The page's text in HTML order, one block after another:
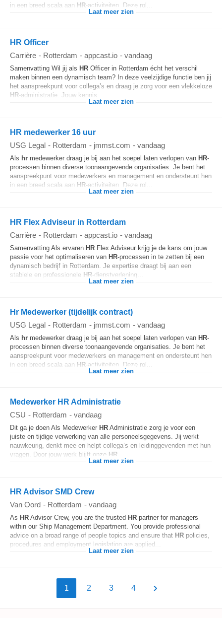
in een breed scala aan HR-activiteiten. Deze rol...
Laat meer zien
HR Officer
Carrière - Rotterdam - appcast.io - vandaag
Samenvatting Wil jij als HR Officer in Rotterdam écht het verschil
maken binnen een dynamisch team? In deze veelzijdige functie ben jij
het aanspreekpunt voor collega’s en draag je zorg voor een vlekkeloze
HR-administratie. Jouw kennis...
Laat meer zien
HR medewerker 16 uur
USG Legal - Rotterdam - jmmst.com - vandaag
Als hr medewerker draag je bij aan het soepel laten verlopen van HR-
processen binnen diverse toonaangevende organisaties. Je bent het
aanspreekpunt voor medewerkers en management en ondersteunt hen
in een breed scala aan HR-activiteiten. Deze rol...
Laat meer zien
HR Flex Adviseur in Rotterdam
Carrière - Rotterdam - appcast.io - vandaag
Samenvatting Als ervaren HR Flex Adviseur krijg je de kans om jouw
passie voor het optimaliseren van HR-processen in te zetten bij een
dynamisch bedrijf in Rotterdam. Je expertise draagt bij aan een
stabiele en professionele HR-dienstverlening...
Laat meer zien
Hr Medewerker (tijdelijk contract)
USG Legal - Rotterdam - jmmst.com - vandaag
Als hr medewerker draag je bij aan het soepel laten verlopen van HR-
processen binnen diverse toonaangevende organisaties. Je bent het
aanspreekpunt voor medewerkers en management en ondersteunt hen
in een breed scala aan HR-activiteiten. Deze rol...
Laat meer zien
Medewerker HR Administratie
CSU - Rotterdam - vandaag
Dit ga je doen Als Medewerker HR Administratie zorg je voor een
juiste en tijdige verwerking van alle personeelsgegevens. Jij werkt
nauwkeurig, denkt mee en helpt collega’s en leidinggevenden met hun
vragen. Door jouw werk blijft onze HR
Laat meer zien
HR Advisor SMD Crew
Van Oord - Rotterdam - vandaag
As HR Advisor Crew, you are the trusted HR partner for managers
within our Ship Management Department. You provide professional
advice on a broad range of people topics and ensure that HR policies,
procedures and employment legislation are applied...
Laat meer zien
1 2 3 4